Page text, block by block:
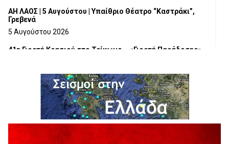
ΑΗ ΛΑΟΣ | 5 Αυγούστου | Υπαίθριο Θέατρο “Καστράκι”,
Γρεβενά
5 Αυγούστου 2026
41η Γιορτή Κρασιού στο Τρίκωμο – «Γιορτή Παράδοσης»
ΜΟΡΙΟΔΟΤΟΥΜΕΝΑ ΣΕΜΙΝΑΡΙΑ ΑΠΟ ΤΟ ΠΑΝΕΠΙΣΤΗΜΙΟ
5 Αυγούστου 2026
ΕΥΧΑΡΙΣΤΙΕΣ Φυσιολατρικού Συλλόγου Γρεβενών
4 Αυγούστου 2026